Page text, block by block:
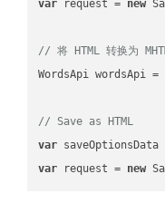
var request = new
// 将 HTML 转换为
WordsApi wordsApi =
// Save as HTML
var saveOptionsData
var request = new